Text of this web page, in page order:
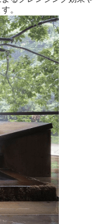
がほぐれたら、次は占
とお話しして、心もほ
ませんか？
。